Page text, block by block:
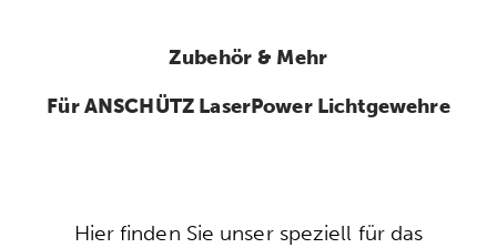
Zubehör & Mehr
Für ANSCHÜTZ LaserPower Lichtgewehre
Hier finden Sie unser speziell für das